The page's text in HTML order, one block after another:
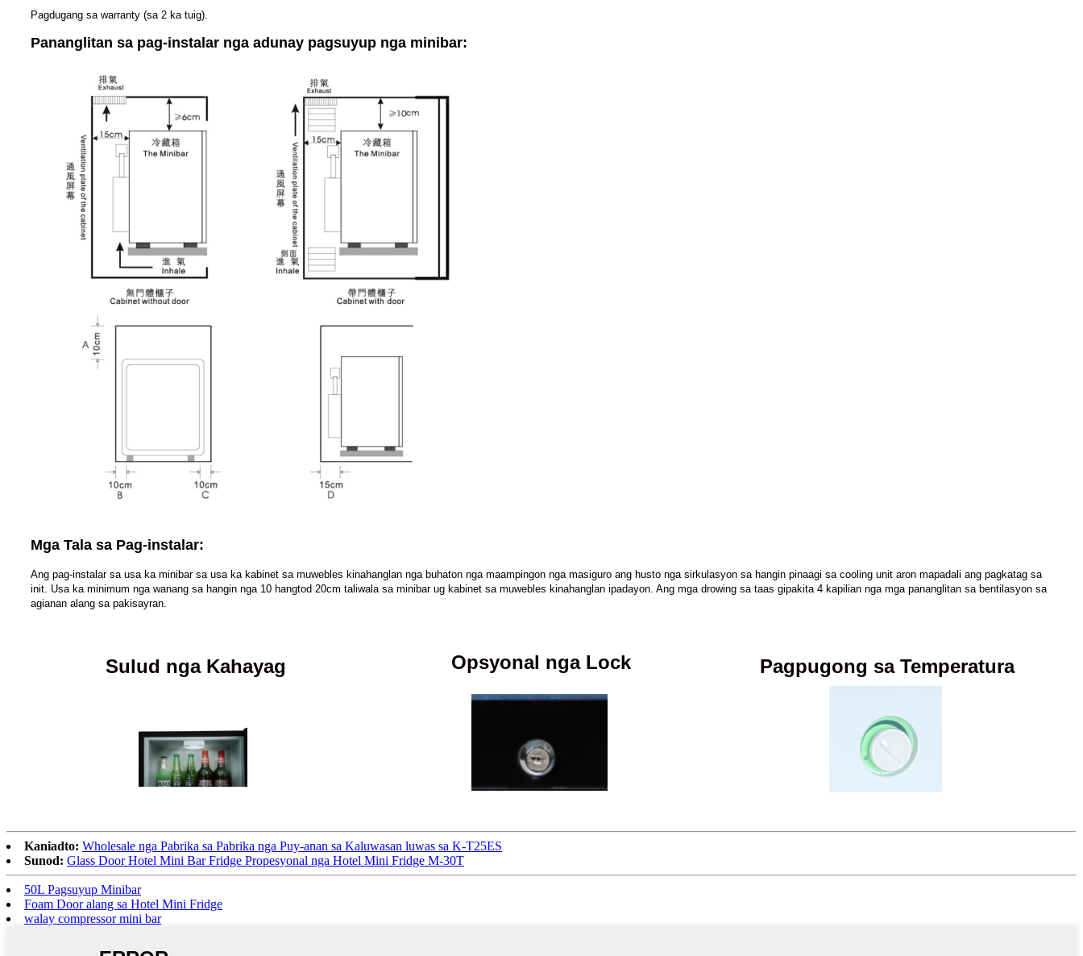
Pagdugang sa warranty (sa 2 ka tuig).
Pananglitan sa pag-instalar nga adunay pagsuyup nga minibar:
Mga Tala sa Pag-instalar:
Ang pag-instalar sa usa ka minibar sa usa ka kabinet sa muwebles kinahanglan nga buhaton nga maampingon nga masiguro ang husto nga sirkulasyon sa hangin pinaagi sa cooling unit aron mapadali ang pagkatag sa
init. Usa ka minimum nga wanang sa hangin nga 10 hangtod 20cm taliwala sa minibar ug kabinet sa muwebles kinahanglan ipadayon. Ang mga drowing sa taas gipakita 4 kapilian nga mga pananglitan sa bentilasyon sa
agianan alang sa pakisayran.
Sulud nga Kahayag Opsyonal nga Lock Pagpugong sa Temperatura
Kaniadto: Wholesale nga Pabrika sa Pabrika nga Puy-anan sa Kaluwasan luwas sa K-T25ES
Sunod: Glass Door Hotel Mini Bar Fridge Propesyonal nga Hotel Mini Fridge M-30T
50L Pagsuyup Minibar
Foam Door alang sa Hotel Mini Fridge
walay compressor mini bar